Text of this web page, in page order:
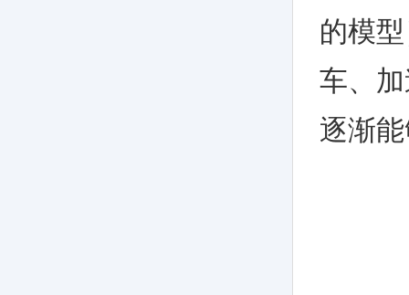
的模
车、
逐渐